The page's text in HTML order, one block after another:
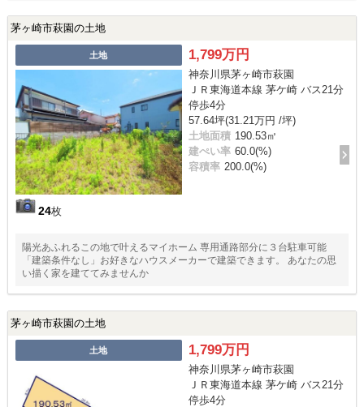
茅ヶ崎市萩園の土地
土地
24枚
1,799万円
神奈川県茅ヶ崎市萩園
ＪＲ東海道本線 茅ケ崎 バス21分
停歩4分
57.64坪(31.21万円 /坪)
土地面積 190.53㎡
建ぺい率 60.0(%)
容積率 200.0(%)
陽光あふれるこの地で叶えるマイホーム 専用通路部分に３台駐車可能
「建築条件なし」お好きなハウスメーカーで建築できます。 あなたの思
い描く家を建ててみませんか
茅ヶ崎市萩園の土地
土地 1,799万円
神奈川県茅ヶ崎市萩園
ＪＲ東海道本線 茅ケ崎 バス21分
停歩4分